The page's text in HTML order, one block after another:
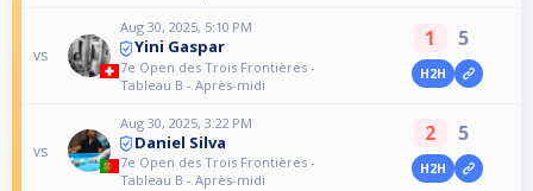
vs
Aug 30, 2025, 5:10 PM
Yini Gaspar
7e Open des Trois Frontières -
Tableau B - Après-midi
1 5
H2H
vs
Aug 30, 2025, 3:22 PM
Daniel Silva
7e Open des Trois Frontières -
Tableau B - Après-midi
2 5
H2H